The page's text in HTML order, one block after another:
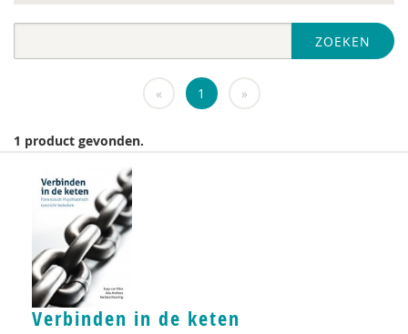
diverse
Fier
GREVIO
het Regeringscommissariaat seksueel
grensoverschrijdend gedrag en seksueel geweld
huisarts
KNMG
ZOEKEN
« 1 »
1 product gevonden.
Verbinden in de keten